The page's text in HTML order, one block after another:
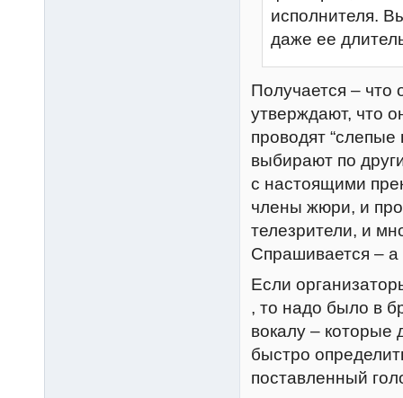
исполнителя.
даже ее
Получается – что
утверждают, что
проводят
выбирают по
с настоящими
члены жюри, и
телезрители, и
Спрашивается – а
Если
, то надо было в
вокалу – которые
быстро
поставленный